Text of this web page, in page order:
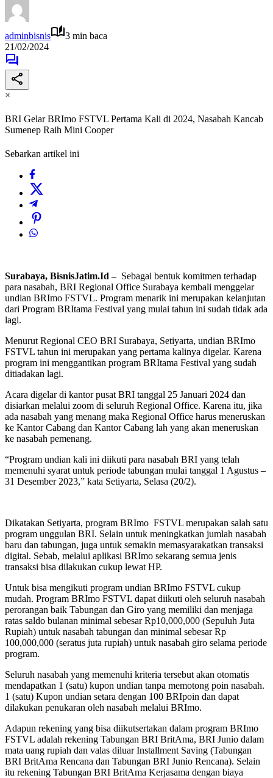
adminbisnis
3 min baca
21/02/2024
×
BRI Gelar BRImo FSTVL Pertama Kali di 2024, Nasabah Kancab
Sumenep Raih Mini Cooper
Sebarkan artikel ini
Surabaya, BisnisJatim.Id – Sebagai bentuk komitmen terhadap
para nasabah, BRI Regional Office Surabaya kembali menggelar
undian BRImo FSTVL. Program menarik ini merupakan kelanjutan
dari Program BRItama Festival yang mulai tahun ini sudah tidak ada
lagi.
Menurut Regional CEO BRI Surabaya, Setiyarta, undian BRImo
FSTVL tahun ini merupakan yang pertama kalinya digelar. Karena
program ini menggantikan program BRItama Festival yang sudah
ditiadakan lagi.
Acara digelar di kantor pusat BRI tanggal 25 Januari 2024 dan
disiarkan melalui zoom di seluruh Regional Office. Karena itu, jika
ada nasabah yang menang maka Regional Office harus meneruskan
ke Kantor Cabang dan Kantor Cabang lah yang akan meneruskan
ke nasabah pemenang.
“Program undian kali ini diikuti para nasabah BRI yang telah
memenuhi syarat untuk periode tabungan mulai tanggal 1 Agustus –
31 Desember 2023,” kata Setiyarta, Selasa (20/2).
Dikatakan Setiyarta, program BRImo FSTVL merupakan salah satu
program unggulan BRI. Selain untuk meningkatkan jumlah nasabah
baru dan tabungan, juga untuk semakin memasyarakatkan transaksi
digital. Sebab, melalui aplikasi BRImo sekarang semua jenis
transaksi bisa dilakukan cukup lewat HP.
Untuk bisa mengikuti program undian BRImo FSTVL cukup
mudah. Program BRImo FSTVL dapat diikuti oleh seluruh nasabah
perorangan baik Tabungan dan Giro yang memiliki dan menjaga
ratas saldo bulanan minimal sebesar Rp10,000,000 (Sepuluh Juta
Rupiah) untuk nasabah tabungan dan minimal sebesar Rp
100,000,000 (seratus juta rupiah) untuk nasabah giro selama periode
program.
Seluruh nasabah yang memenuhi kriteria tersebut akan otomatis
mendapatkan 1 (satu) kupon undian tanpa memotong poin nasabah.
1 (satu) Kupon undian setara dengan 100 BRIpoin dan dapat
dilakukan penukaran oleh nasabah melalui BRImo.
Adapun rekening yang bisa diikutsertakan dalam program BRImo
FSTVL adalah rekening Tabungan BRI BritAma, BRI Junio dalam
mata uang rupiah dan valas diluar Installment Saving (Tabungan
BRI BritAma Rencana dan Tabungan BRI Junio Rencana). Selain
itu rekening Tabungan BRI BritAma Kerjasama dengan biaya